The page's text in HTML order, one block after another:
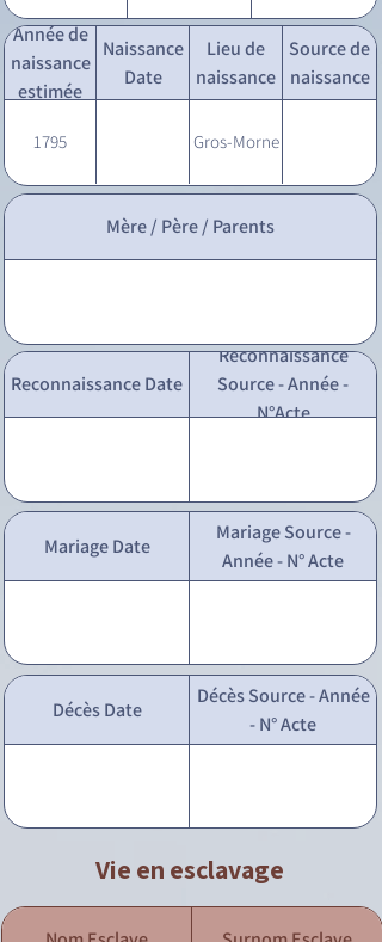
Année de
naissance
estimée
Naissance
Date
Lieu de
naissance
Source de
naissance
1795 Gros-Morne
Mère / Père / Parents
Reconnaissance Date
Reconnaissance
Source - Année -
N°Acte
Mariage Date
Mariage Source -
Année - N° Acte
Décès Date
Décès Source - Année
- N° Acte
Vie en esclavage